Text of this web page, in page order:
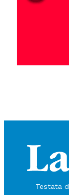
Testata